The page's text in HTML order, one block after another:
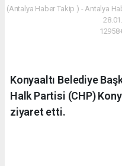
(Antalya Haber Takip ) - Antalya
Konyaaltı Belediye
Halk Partisi (CHP)
ziyaret etti.